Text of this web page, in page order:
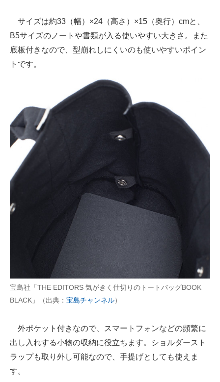
サイズは約33（幅）×24（高さ）×15（奥行）cmと、
B5サイズのノートや書類が入る使いやすい大きさ。また
底板付きなので、型崩れしにくいのも使いやすいポイン
トです。
宝島社「THE EDITORS 気がきく仕切りのトートバッグBOOK
BLACK」（出典： 宝島チャンネル）
外ポケット付きなので、スマートフォンなどの頻繁に
出し入れする小物の収納に役立ちます。ショルダースト
ラップも取り外し可能なので、手提げとしても使えま
す。